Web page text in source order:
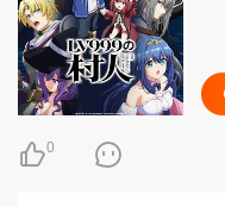
0